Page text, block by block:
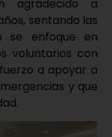
agradecido a
sentando las
se enfoque en
voluntarios con
a apoyar a
y que